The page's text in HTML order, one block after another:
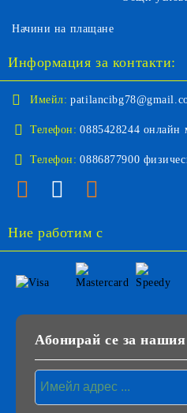
Начини на плащане
Информация за контакти:
Имейл:
Телефон: 0885428244 онлайн
Телефон: 0886877900
Ние работим с
Абонирай се за